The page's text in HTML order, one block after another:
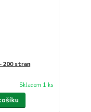
200 stran
Skladem 1 ks